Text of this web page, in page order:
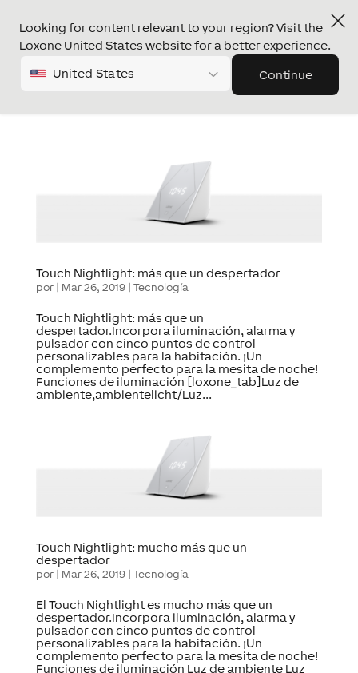
Looking for content relevant to your region? Visit the
Loxone United States website for a better experience.
United States Continue
Touch Nightlight: más que un despertador
por Mar 26, 2019| Tecnología
Touch Nightlight: más que un
despertador.Incorpora iluminación, alarma y
pulsador con cinco puntos de control
personalizables para la habitación. ¡Un
complemento perfecto para la mesita de noche!
Funciones de iluminación [loxone_tab]Luz de
ambiente,ambientelicht/Luz...
Touch Nightlight: mucho más que un
despertador
por Mar 26, 2019| Tecnología
El Touch Nightlight es mucho más que un
despertador.Incorpora iluminación, alarma y
pulsador con cinco puntos de control
personalizables para la habitación. ¡Un
complemento perfecto para la mesita de noche!
Funciones de iluminación Luz de ambiente Luz